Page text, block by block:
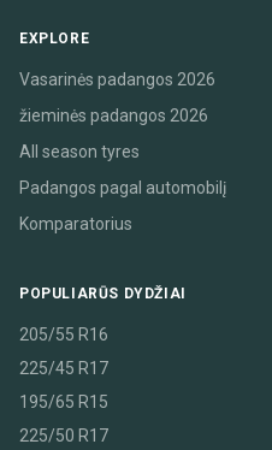
EXPLORE
Vasarinės padangos 2026
žieminės padangos 2026
All season tyres
Padangos pagal automobilį
Komparatorius
POPULIARŪS DYDŽIAI
205/55 R16
225/45 R17
195/65 R15
225/50 R17